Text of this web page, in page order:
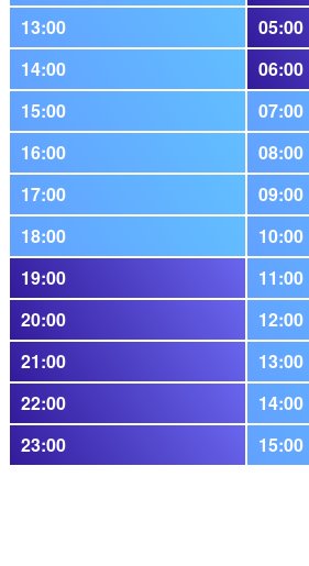
13:00
05:00
14:00
06:00
15:00
07:00
16:00
08:00
17:00
09:00
18:00
10:00
19:00
11:00
20:00
12:00
21:00
13:00
22:00
14:00
23:00
15:00